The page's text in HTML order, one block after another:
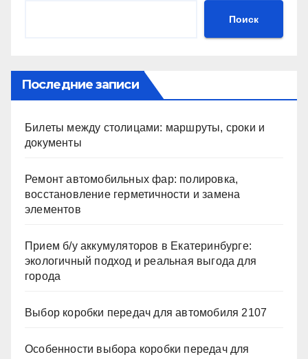
Поиск
Последние записи
Билеты между столицами: маршруты, сроки и
документы
Ремонт автомобильных фар: полировка,
восстановление герметичности и замена
элементов
Прием б/у аккумуляторов в Екатеринбурге:
экологичный подход и реальная выгода для
города
Выбор коробки передач для автомобиля 2107
Особенности выбора коробки передач для